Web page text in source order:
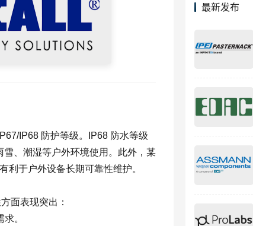
IP68 防护等级。IP68 防水等级
、潮湿等户外环境使用。此外，某
利于户外设备长期可靠性维护。
面表现突出：
。
最新发布